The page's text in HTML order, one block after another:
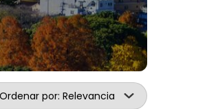
Ordenar por: Relevancia